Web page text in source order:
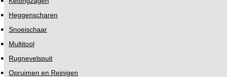
Heggenscharen
Snoeischaar
Multitool
Rugnevelspuit
Opruimen en Reinigen